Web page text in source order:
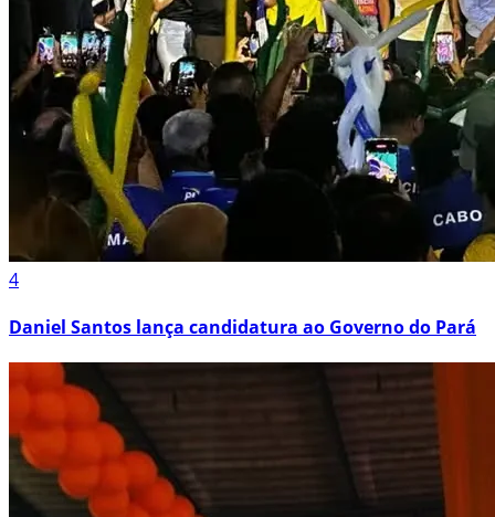
4
Daniel Santos lança candidatura ao Governo do Pará